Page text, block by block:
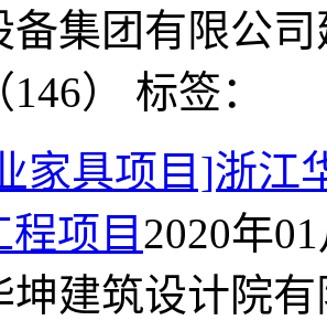
备集团有限公
） 标签：
家具项目]浙江
程项目 2020年
坤建筑设计院